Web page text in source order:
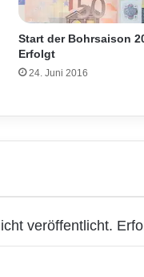
Start der Bohrsaison
Erfolgt
24. Juni 2016
veröffentlicht.